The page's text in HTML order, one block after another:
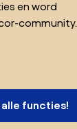
en word
community.
alle functies!